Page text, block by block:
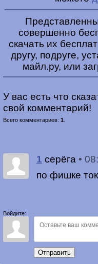
совершенно
скачать их
другу, подруге,
майл.ру, или
У вас есть что
свой комментарий!
Всего комментариев: 1
1 серёга •
по фишке
Войдите:
Отправить